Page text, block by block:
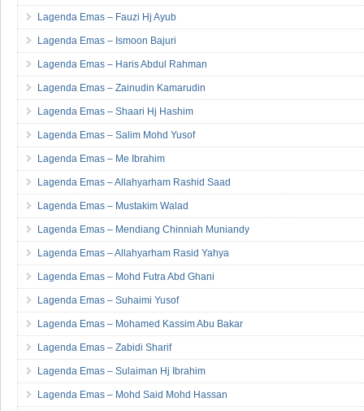
Lagenda Emas – Fauzi Hj Ayub
Lagenda Emas – Ismoon Bajuri
Lagenda Emas – Haris Abdul Rahman
Lagenda Emas – Zainudin Kamarudin
Lagenda Emas – Shaari Hj Hashim
Lagenda Emas – Salim Mohd Yusof
Lagenda Emas – Me Ibrahim
Lagenda Emas – Allahyarham Rashid Saad
Lagenda Emas – Mustakim Walad
Lagenda Emas – Mendiang Chinniah Muniandy
Lagenda Emas – Allahyarham Rasid Yahya
Lagenda Emas – Mohd Futra Abd Ghani
Lagenda Emas – Suhaimi Yusof
Lagenda Emas – Mohamed Kassim Abu Bakar
Lagenda Emas – Zabidi Sharif
Lagenda Emas – Sulaiman Hj Ibrahim
Lagenda Emas – Mohd Said Mohd Hassan